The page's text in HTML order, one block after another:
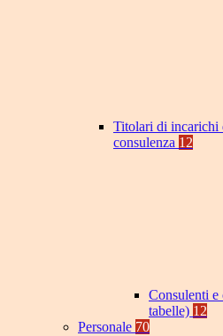
Titolari di incarichi
consulenza 12
Consulenti e
tabelle) 12
Personale 70